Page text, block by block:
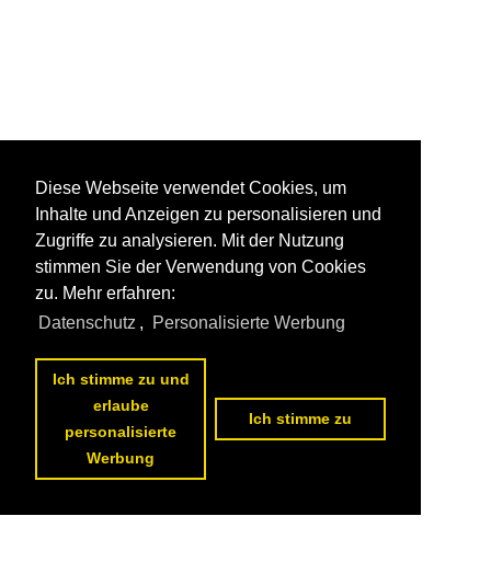
Diese Webseite verwendet Cookies, um
Inhalte und Anzeigen zu personalisieren und
Zugriffe zu analysieren. Mit der Nutzung
stimmen Sie der Verwendung von Cookies
zu. Mehr erfahren:
Datenschutz , Personalisierte Werbung
Ich stimme zu und
erlaube
personalisierte
Werbung
Ich stimme zu